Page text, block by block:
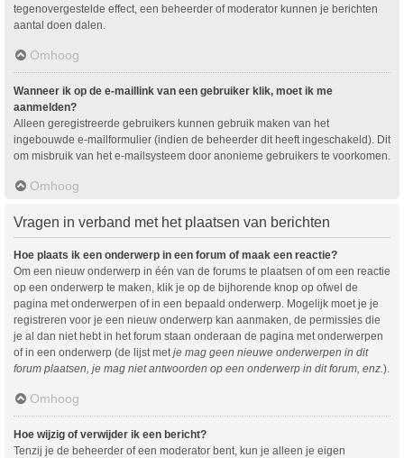
tegenovergestelde effect, een beheerder of moderator kunnen je berichten
aantal doen dalen.
Omhoog
Wanneer ik op de e-maillink van een gebruiker klik, moet ik me
aanmelden?
Alleen geregistreerde gebruikers kunnen gebruik maken van het
ingebouwde e-mailformulier (indien de beheerder dit heeft ingeschakeld). Dit
om misbruik van het e-mailsysteem door anonieme gebruikers te voorkomen.
Omhoog
Vragen in verband met het plaatsen van berichten
Hoe plaats ik een onderwerp in een forum of maak een reactie?
Om een nieuw onderwerp in één van de forums te plaatsen of om een reactie
op een onderwerp te maken, klik je op de bijhorende knop op ofwel de
pagina met onderwerpen of in een bepaald onderwerp. Mogelijk moet je je
registreren voor je een nieuw onderwerp kan aanmaken, de permissies die
je al dan niet hebt in het forum staan onderaan de pagina met onderwerpen
of in een onderwerp (de lijst met je mag geen nieuwe onderwerpen in dit
forum plaatsen, je mag niet antwoorden op een onderwerp in dit forum, enz. ).
Omhoog
Hoe wijzig of verwijder ik een bericht?
Tenzij je de beheerder of een moderator bent, kun je alleen je eigen